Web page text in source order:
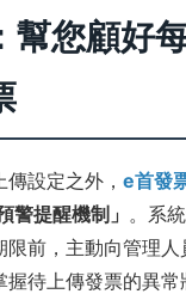
幫您顧好
設定之外， e首發
警提醒機制」 。系
限前，主動向管理人
待上傳發票的異常